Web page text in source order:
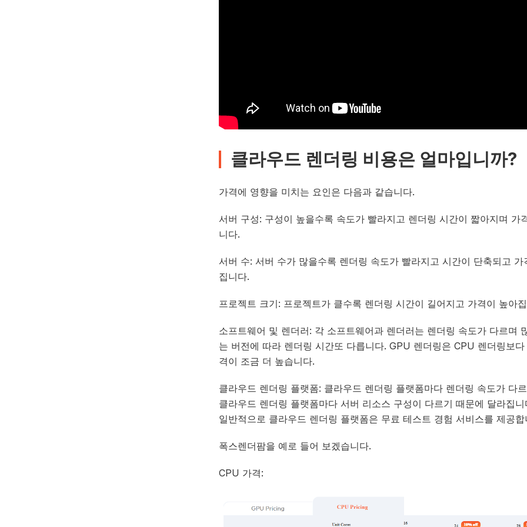
클라우드 렌더링 비용은 얼마입니까?
가격에 영향을 미치는 요인은 다음과 같습니다.
서버 구성: 구성이 높을수록 속도가 빨라지고 렌더링 시간이 짧아지며 가
니다.
서버 수: 서버 수가 많을수록 렌더링 속도가 빨라지고 시간이 단축되고 가
집니다.
프로젝트 크기: 프로젝트가 클수록 렌더링 시간이 길어지고 가격이 높아
소프트웨어 및 렌더러: 각 소프트웨어과 렌더러는 렌더링 속도가 다르며
는 버전에 따라 렌더링 시간또 다릅니다. GPU 렌더링은 CPU 렌더링보
격이 조금 더 높습니다.
클라우드 렌더링 플랫폼: 클라우드 렌더링 플랫폼마다 렌더링 속도가 다
클라우드 렌더링 플랫폼마다 서버 리소스 구성이 다르기 때문에 달라집
일반적으로 클라우드 렌더링 플랫폼은 무료 테스트 경험 서비스를 제공합
폭스렌더팜을 예로 들어 보겠습니다.
CPU 가격: